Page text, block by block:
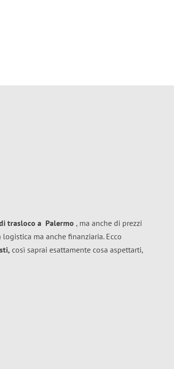
trasloco a Palermo , ma anche di prezzi
ma anche finanziaria. Ecco
così saprai esattamente cosa aspettarti,